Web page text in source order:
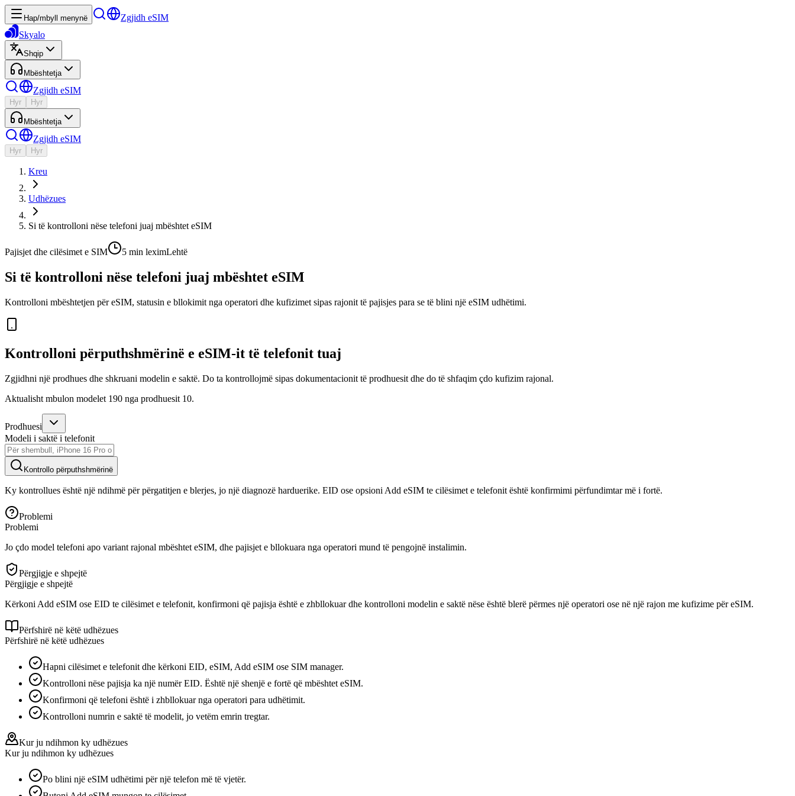
Hap/mbyll menynë
Zgjidh eSIM
Skyalo
Shqip
Mbështetja
Zgjidh eSIM
Hyr Hyr
Mbështetja
Zgjidh eSIM
Hyr Hyr
Kreu
Udhëzues
Si të kontrolloni nëse telefoni juaj mbështet eSIM
Pajisjet dhe cilësimet e SIM 5 min leximLehtë
Si të kontrolloni nëse telefoni juaj mbështet eSIM
Kontrolloni mbështetjen për eSIM, statusin e bllokimit nga operatori dhe kufizimet sipas rajonit të pajisjes para se të blini një eSIM udhëtimi.
Kontrolloni përputhshmërinë e eSIM-it të telefonit tuaj
Zgjidhni një prodhues dhe shkruani modelin e saktë. Do ta kontrollojmë sipas dokumentacionit të prodhuesit dhe do të shfaqim çdo kufizim rajonal.
Aktualisht mbulon modelet 190 nga prodhuesit 10.
Prodhuesi
Modeli i saktë i telefonit
Kontrollo përputhshmërinë
Ky kontrollues është një ndihmë për përgatitjen e blerjes, jo një diagnozë harduerike. EID ose opsioni Add eSIM te cilësimet e telefonit është konfirmimi përfundimtar më i fortë.
Problemi
Problemi
Jo çdo model telefoni apo variant rajonal mbështet eSIM, dhe pajisjet e bllokuara nga operatori mund të pengojnë instalimin.
Përgjigje e shpejtë
Përgjigje e shpejtë
Kërkoni Add eSIM ose EID te cilësimet e telefonit, konfirmoni që pajisja është e zhbllokuar dhe kontrolloni modelin e saktë nëse është blerë përmes një operatori ose në një rajon me kufizime për eSIM.
Përfshirë në këtë udhëzues
Përfshirë në këtë udhëzues
Hapni cilësimet e telefonit dhe kërkoni EID, eSIM, Add eSIM ose SIM manager.
Kontrolloni nëse pajisja ka një numër EID. Është një shenjë e fortë që mbështet eSIM.
Konfirmoni që telefoni është i zhbllokuar nga operatori para udhëtimit.
Kontrolloni numrin e saktë të modelit, jo vetëm emrin tregtar.
Kur ju ndihmon ky udhëzues
Kur ju ndihmon ky udhëzues
Po blini një eSIM udhëtimi për një telefon më të vjetër.